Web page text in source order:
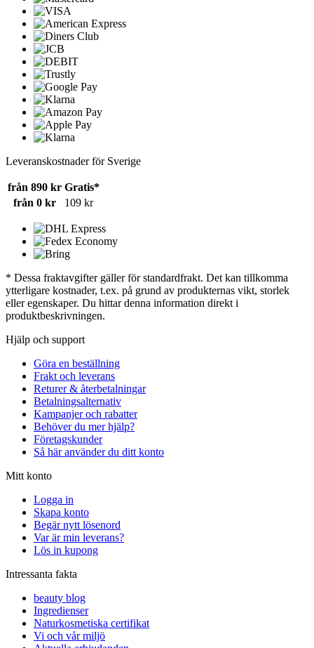
Leveranskostnader för Sverige
från 890 kr Gratis*
från 0 kr
109 kr
* Dessa fraktavgifter gäller för standardfrakt. Det kan tillkomma
ytterligare kostnader, t.ex. på grund av produkternas vikt, storlek
eller egenskaper. Du hittar denna information direkt i
produktbeskrivningen.
Hjälp och support
Göra en beställning
Frakt och leverans
Returer & återbetalningar
Betalningsalternativ
Kampanjer och rabatter
Behöver du mer hjälp?
Företagskunder
Så här använder du ditt konto
Mitt konto
Logga in
Skapa konto
Begär nytt lösenord
Var är min leverans?
Lös in kupong
Intressanta fakta
beauty blog
Ingredienser
Naturkosmetiska certifikat
Vi och vår miljö